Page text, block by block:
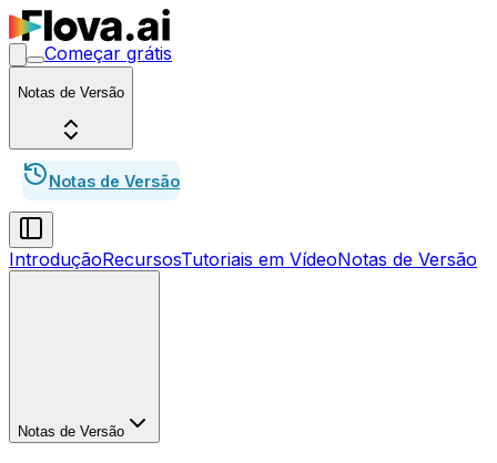
Começar grátis
Notas de Versão
Notas de Versão
IntroduçãoRecursosTutoriais em VídeoNotas de Versão
Notas de Versão